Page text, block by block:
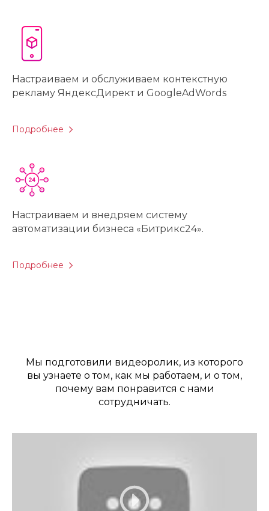
Настраиваем и обслуживаем контекстную
рекламу ЯндексДирект и GoogleAdWords
Подробнее
Настраиваем и внедряем систему
автоматизации бизнеса «Битрикс24».
Подробнее
Мы подготовили видеоролик, из которого
вы узнаете о том, как мы работаем, и о том,
почему вам понравится с нами
сотрудничать.